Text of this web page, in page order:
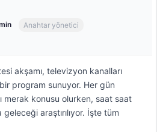
Anahtar yönetici
akşamı, televizyon kanalları
program sunuyor. Her gün
merak konusu olurken, saat saat
geleceği araştırılıyor. İşte tüm